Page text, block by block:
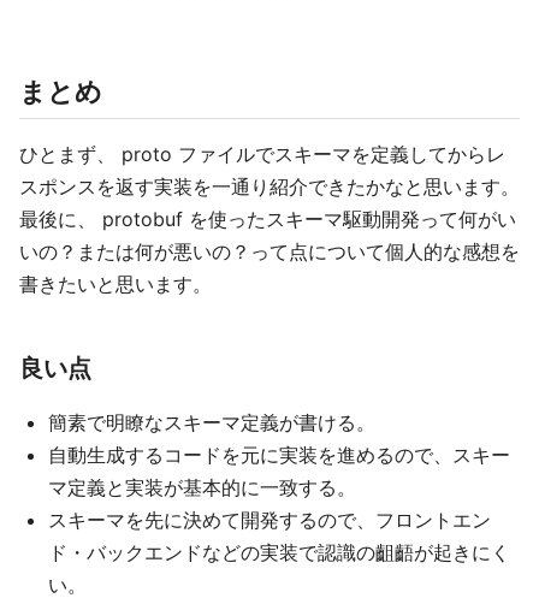
まとめ
ひとまず、 proto ファイルでスキーマを定義してからレ
スポンスを返す実装を一通り紹介できたかなと思います。
最後に、 protobuf を使ったスキーマ駆動開発って何がい
いの？または何が悪いの？って点について個人的な感想を
書きたいと思います。
良い点
簡素で明瞭なスキーマ定義が書ける。
自動生成するコードを元に実装を進めるので、スキー
マ定義と実装が基本的に一致する。
スキーマを先に決めて開発するので、フロントエン
ド・バックエンドなどの実装で認識の齟齬が起きにく
い。